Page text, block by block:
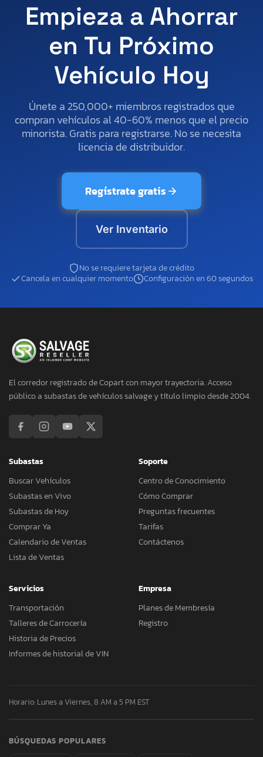
Empieza a Ahorrar
en Tu Próximo
Vehículo Hoy
Únete a 250,000+ miembros registrados que
compran vehículos al 40-60% menos que el precio
minorista. Gratis para registrarse. No se necesita
licencia de distribuidor.
Regístrate gratis
Ver Inventario
No se requiere tarjeta de crédito
Cancela en cualquier momento
Configuración en 60 segundos
El corredor registrado de Copart con mayor trayectoria. Acceso
público a subastas de vehículos salvage y título limpio desde 2004.
Subastas
Buscar Vehículos
Subastas en Vivo
Subastas de Hoy
Comprar Ya
Calendario de Ventas
Lista de Ventas
Soporte
Centro de Conocimiento
Cómo Comprar
Preguntas frecuentes
Tarifas
Contáctenos
Servicios
Transportación
Talleres de Carrocería
Historia de Precios
Informes de historial de VIN
Empresa
Planes de Membresía
Registro
Horario: Lunes a Viernes, 8 AM a 5 PM EST
BÚSQUEDAS POPULARES